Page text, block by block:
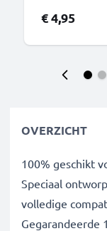
€ 4,95
OVERZICHT
100% geschikt
Speciaal
volledige
Gegarandeerde